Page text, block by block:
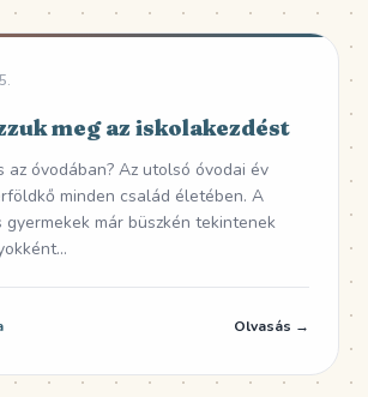
meg az iskolakezdést
az óvodában? Az utolsó óvodai év
minden család életében. A
gyermekek már büszkén tekintenek
Olvasás →